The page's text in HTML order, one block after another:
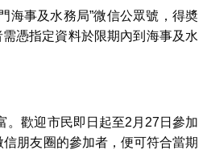
海事及水務局”微信公眾號，得奬
憑指定資料於限期內到海事及水
。歡迎市民即日起至2月27日參加
朋友圈的參加者，便可符合當期